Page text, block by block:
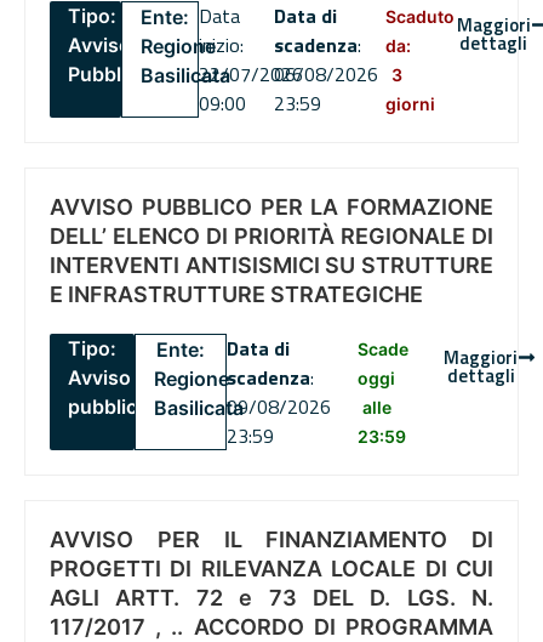
Tipo:
Avviso
Pubblico
Ente:
Regione
Basilicata
Data
inizio:
22/07/2026
09:00
Data di
scadenza:
06/08/2026
23:59
Scaduto
da:
3
giorni
Maggiori
dettagli
AVVISO PUBBLICO PER LA FORMAZIONE
DELL’ ELENCO DI PRIORITÀ REGIONALE DI
INTERVENTI ANTISISMICI SU STRUTTURE
E INFRASTRUTTURE STRATEGICHE
Tipo:
Avviso
pubblico
Ente:
Regione
Basilicata
Data di
scadenza:
09/08/2026
23:59
Scade
oggi
alle
23:59
Maggiori
dettagli
AVVISO PER IL FINANZIAMENTO DI
PROGETTI DI RILEVANZA LOCALE DI CUI
AGLI ARTT. 72 e 73 DEL D. LGS. N.
117/2017 , .. ACCORDO DI PROGRAMMA